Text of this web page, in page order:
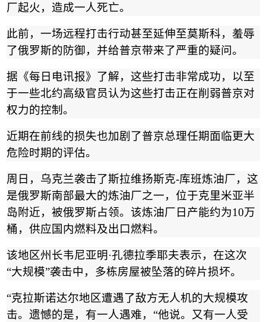
厂起火，造成一人死亡。
此前，一场远程打击行动甚至延伸至莫斯科，羞辱
了俄罗斯的防御，并给普京带来了严重的疑问。
据《每日电讯报》了解，这些打击非常成功，以至
于一些北约高级官员认为这些打击正在削弱普京对
权力的控制。
近期在前线的损失也加剧了普京总理任期面临更大
危险时期的评估。
周日，乌克兰袭击了斯拉维扬斯克-库班炼油厂，这
是俄罗斯南部最大的炼油厂之一，位于克里米亚半
岛附近，被俄罗斯占领。该炼油厂日产能约为10万
桶，供应国内燃料及出口燃料。
该地区州长韦尼亚明 ·孔德拉季耶夫表示，在这次
“大规模”袭击中，多栋房屋被坠落的碎片损坏。
“克拉斯诺达尔地区遭遇了敌方无人机的大规模攻
击。遗憾的是，有一人遇难， “他说。又有一人受